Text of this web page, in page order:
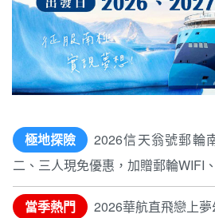
極地探險
2026信天翁號郵輪
二、三人現免優惠，加贈郵輪WIFI
當季熱門 2026華航直飛戀上